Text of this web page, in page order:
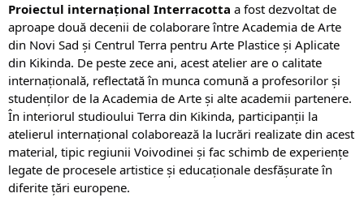
Proiectul internațional Interracotta a fost dezvoltat de
aproape două decenii de colaborare între Academia de Arte
din Novi Sad și Centrul Terra pentru Arte Plastice și Aplicate
din Kikinda. De peste zece ani, acest atelier are o calitate
internațională, reflectată în munca comună a profesorilor și
studenților de la Academia de Arte și alte academii partenere.
În interiorul studioului Terra din Kikinda, participanții la
atelierul internațional colaborează la lucrări realizate din acest
material, tipic regiunii Voivodinei și fac schimb de experiențe
legate de procesele artistice și educaționale desfășurate în
diferite țări europene.